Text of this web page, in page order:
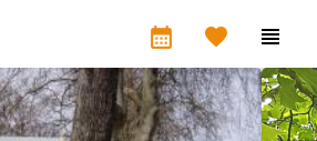
calendar_month  